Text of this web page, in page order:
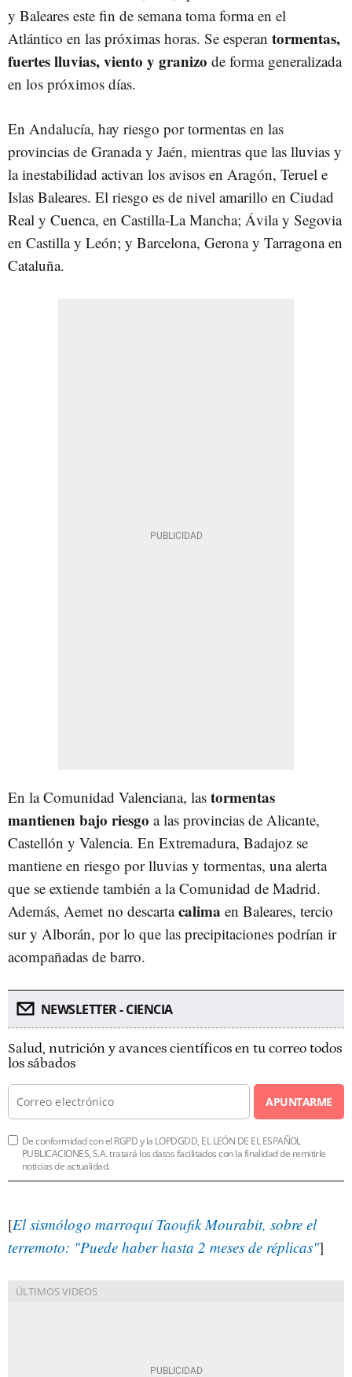
y Baleares este fin de semana toma forma en el
Atlántico en las próximas horas. Se esperan tormentas,
fuertes lluvias, viento y granizo de forma generalizada
en los próximos días.
En Andalucía, hay riesgo por tormentas en las
provincias de Granada y Jaén, mientras que las lluvias y
la inestabilidad activan los avisos en Aragón, Teruel e
Islas Baleares. El riesgo es de nivel amarillo en Ciudad
Real y Cuenca, en Castilla-La Mancha; Ávila y Segovia
en Castilla y León; y Barcelona, Gerona y Tarragona en
Cataluña.
En la Comunidad Valenciana, las tormentas
mantienen bajo riesgo a las provincias de Alicante,
Castellón y Valencia. En Extremadura, Badajoz se
mantiene en riesgo por lluvias y tormentas, una alerta
que se extiende también a la Comunidad de Madrid.
Además, Aemet no descartacalima en Baleares, tercio
sur y Alborán, por lo que las precipitaciones podrían ir
acompañadas de barro.
NEWSLETTER - CIENCIA
Salud, nutrición y avances científicos en tu correo todos
los sábados
APUNTARME
De conformidad con el RGPD y la LOPDGDD, EL LEÓN DE EL ESPAÑOL
PUBLICACIONES, S.A. tratará los datos facilitados con la finalidad de remitirle
noticias de actualidad.
[El sismólogo marroquí Taoufik Mourabit, sobre el
terremoto: "Puede haber hasta 2 meses de réplicas"]